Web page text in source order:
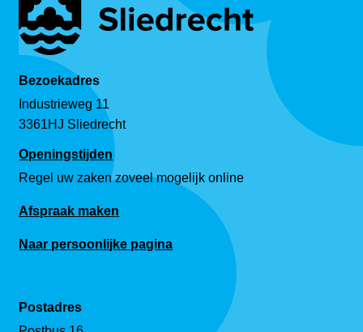
Bezoekadres
Industrieweg 11
3361HJ Sliedrecht
Openingstijden
Regel uw zaken zoveel mogelijk online
Afspraak maken
Naar persoonlijke pagina
Postadres